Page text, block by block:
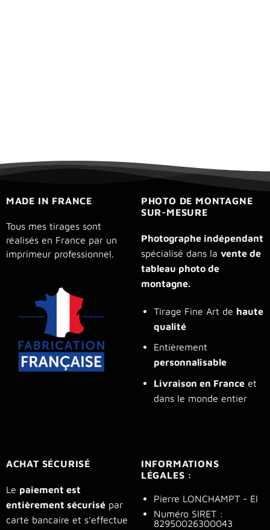
MADE IN FRANCE
Tous mes tirages sont
réalisés en France par un
imprimeur professionnel.
PHOTO DE MONTAGNE
SUR-MESURE
Photographe indépendant
spécialisé dans la vente de
tableau photo de
montagne.
Tirage Fine Art de haute
qualité
Entièrement
personnalisable
Livraison en Franceet
dans le monde entier
ACHAT SÉCURISÉ
Le paiement est
entièrement sécurisépar
carte bancaire et s’effectue
INFORMATIONS
LÉGALES :
Pierre LONCHAMPT - EI
Numéro SIRET :
82950026300043